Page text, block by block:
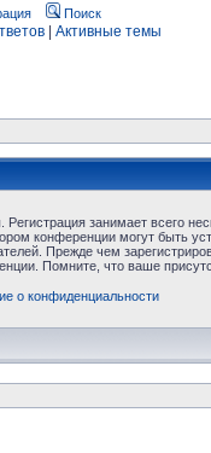
Поиск
Активные темы
занимает всего
конференции могут быть
Прежде чем
Помните, что ваше
о конфиденциальности